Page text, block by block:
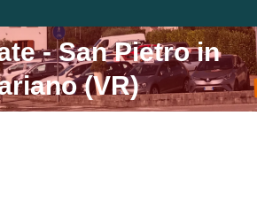
- San Pietro in
(VR)
Tu sei qui: